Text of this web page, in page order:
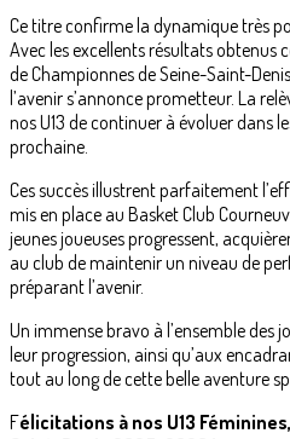
Ce titre confirme la dynamique très
Avec les excellents résultats
de Championnes de Seine-Saint-
l’avenir s’annonce prometteur. La
nos U13 de continuer à évoluer dans
prochaine.
Ces succès illustrent parfaitement
mis en place au Basket Club
jeunes joueuses progressent,
au club de maintenir un niveau de
préparant l’avenir.
Un immense bravo à l’ensemble des
leur progression, ainsi qu’aux
tout au long de cette belle aventure
Félicitations à nos U13